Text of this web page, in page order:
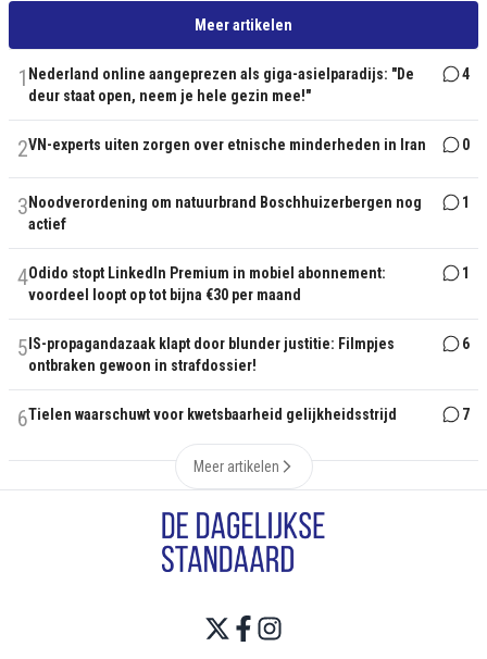
Meer artikelen
1 Nederland online aangeprezen als giga-asielparadijs: "De
deur staat open, neem je hele gezin mee!"
4
2VN-experts uiten zorgen over etnische minderheden in Iran 0
3 Noodverordening om natuurbrand Boschhuizerbergen nog
actief
1
4Odido stopt LinkedIn Premium in mobiel abonnement:
voordeel loopt op tot bijna €30 per maand
1
5 IS-propagandazaak klapt door blunder justitie: Filmpjes
ontbraken gewoon in strafdossier!
6
6Tielen waarschuwt voor kwetsbaarheid gelijkheidsstrijd 7
Meer artikelen